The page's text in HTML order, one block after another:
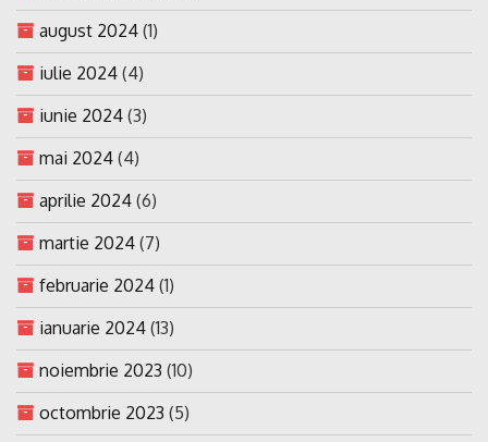
august 2024 (1)
iulie 2024 (4)
iunie 2024 (3)
mai 2024 (4)
aprilie 2024 (6)
martie 2024 (7)
februarie 2024 (1)
ianuarie 2024 (13)
noiembrie 2023 (10)
octombrie 2023 (5)